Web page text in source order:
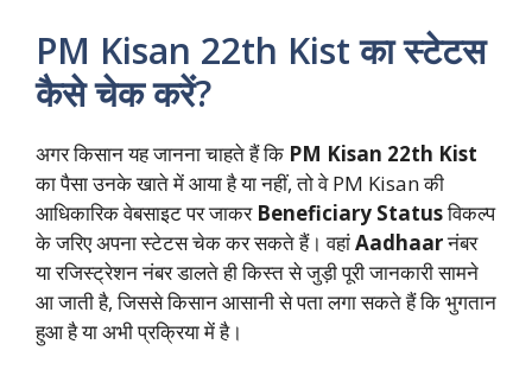
PM Kisan 22th Kist का स्टेटस
कैसे चेक करें?
अगर किसान यह जानना चाहते हैं कि PM Kisan 22th Kist
का पैसा उनके खाते में आया है या नहीं, तो वे PM Kisan की
आधिकारिक वेबसाइट पर जाकर Beneficiary Statusविकल्प
के जरिए अपना स्टेटस चेक कर सकते हैं। वहांAadhaarनंबर
या रजिस्ट्रेशन नंबर डालते ही किस्त से जुड़ी पूरी जानकारी सामने
आ जाती है, जिससे किसान आसानी से पता लगा सकते हैं कि भुगतान
हुआ है या अभी प्रक्रिया में है।